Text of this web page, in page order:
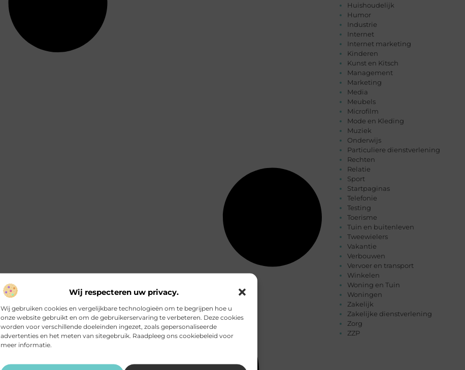
Wij respecteren uw privacy.
Wij gebruiken cookies en vergelijkbare technologieën om te begrijpen hoe u
onze website gebruikt en om de gebruikerservaring te verbeteren. Deze cookies
worden voor verschillende doeleinden ingezet, zoals gepersonaliseerde
advertenties en het meten van sitegebruik. Raadpleeg ons cookiebeleid voor
meer informatie.
Huishoudelijk
Humor
Industrie
Internet
Internet marketing
Kinderen
Kunst en Kitsch
Management
Marketing
Media
Meubels
Microfilm
Mode en Kleding
Muziek
Onderwijs
Particuliere dienstverlening
Rechten
Relatie
Sport
Startpaginas
Telefonie
Testing
Toerisme
Tuin en buitenleven
Tweewielers
Vakantie
Verbouwen
Vervoer en transport
Winkelen
Woning en Tuin
Woningen
Zakelijk
Zakelijke dienstverlening
Zorg
ZZP